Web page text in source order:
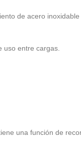
de acero
uso entre cargas.
una función de